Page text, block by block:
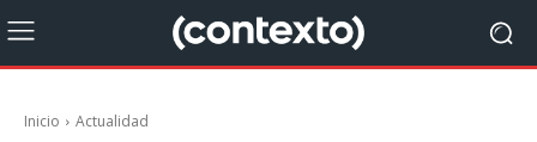
Inicio Actualidad